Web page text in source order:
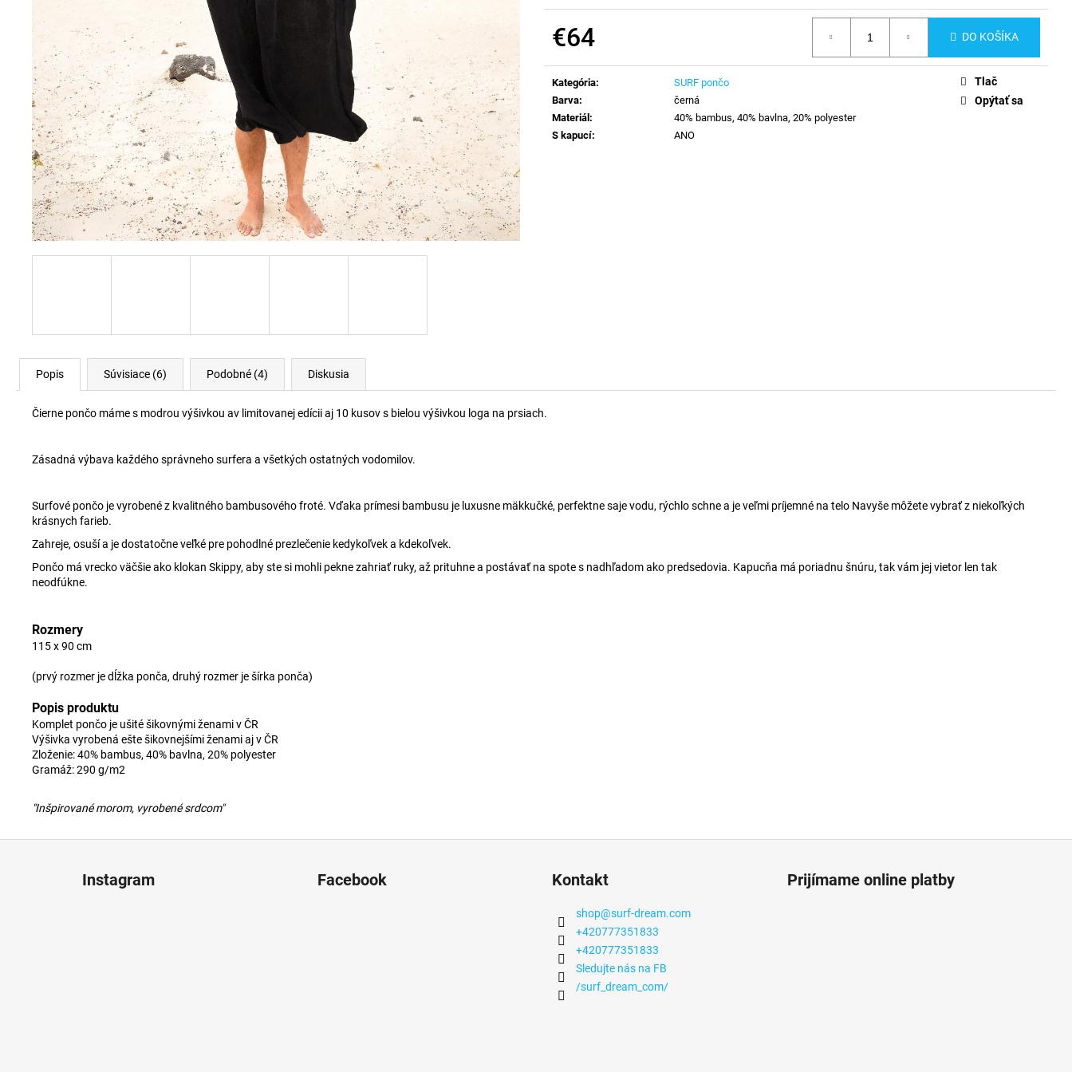
€64 DO KOŠÍKA
Kategória:
SURF pončo
Barva:
černá
Materiál:
40% bambus, 40% bavlna, 20% polyester
S kapucí: ANO
Tlač
Opýtať sa
Popis Súvisiace (6) Podobné (4) Diskusia
Čierne pončo máme s modrou výšivkou av limitovanej edícii aj 10 kusov s bielou výšivkou loga na prsiach.
Zásadná výbava každého správneho surfera a všetkých ostatných vodomilov.
Surfové pončo je vyrobené z kvalitného bambusového froté. Vďaka prímesi bambusu je luxusne mäkkučké, perfektne saje vodu, rýchlo schne a je veľmi príjemné na telo Navyše môžete vybrať z niekoľkých
krásnych farieb.
Zahreje, osuší a je dostatočne veľké pre pohodlné prezlečenie kedykoľvek a kdekoľvek.
Pončo má vrecko väčšie ako klokan Skippy, aby ste si mohli pekne zahriať ruky, až prituhne a postávať na spote s nadhľadom ako predsedovia. Kapucňa má poriadnu šnúru, tak vám jej vietor len tak
neodfúkne.
Rozmery
115 x 90 cm
(prvý rozmer je dĺžka ponča, druhý rozmer je šírka ponča)
Popis produktu
Komplet pončo je ušité šikovnými ženami v ČR
Výšivka vyrobená ešte šikovnejšími ženami aj v ČR
Zloženie: 40% bambus, 40% bavlna, 20% polyester
Gramáž: 290 g/m2
"Inšpirované morom, vyrobené srdcom"
Instagram Facebook Kontakt
shop@surf-dream.com
+420777351833
+420777351833
Sledujte nás na FB
/surf_dream_com/
Prijímame online platby